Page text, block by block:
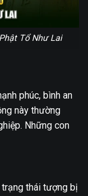
Tổ Như Lai
phúc, bình an
này thường
Những con
thái tượng bị